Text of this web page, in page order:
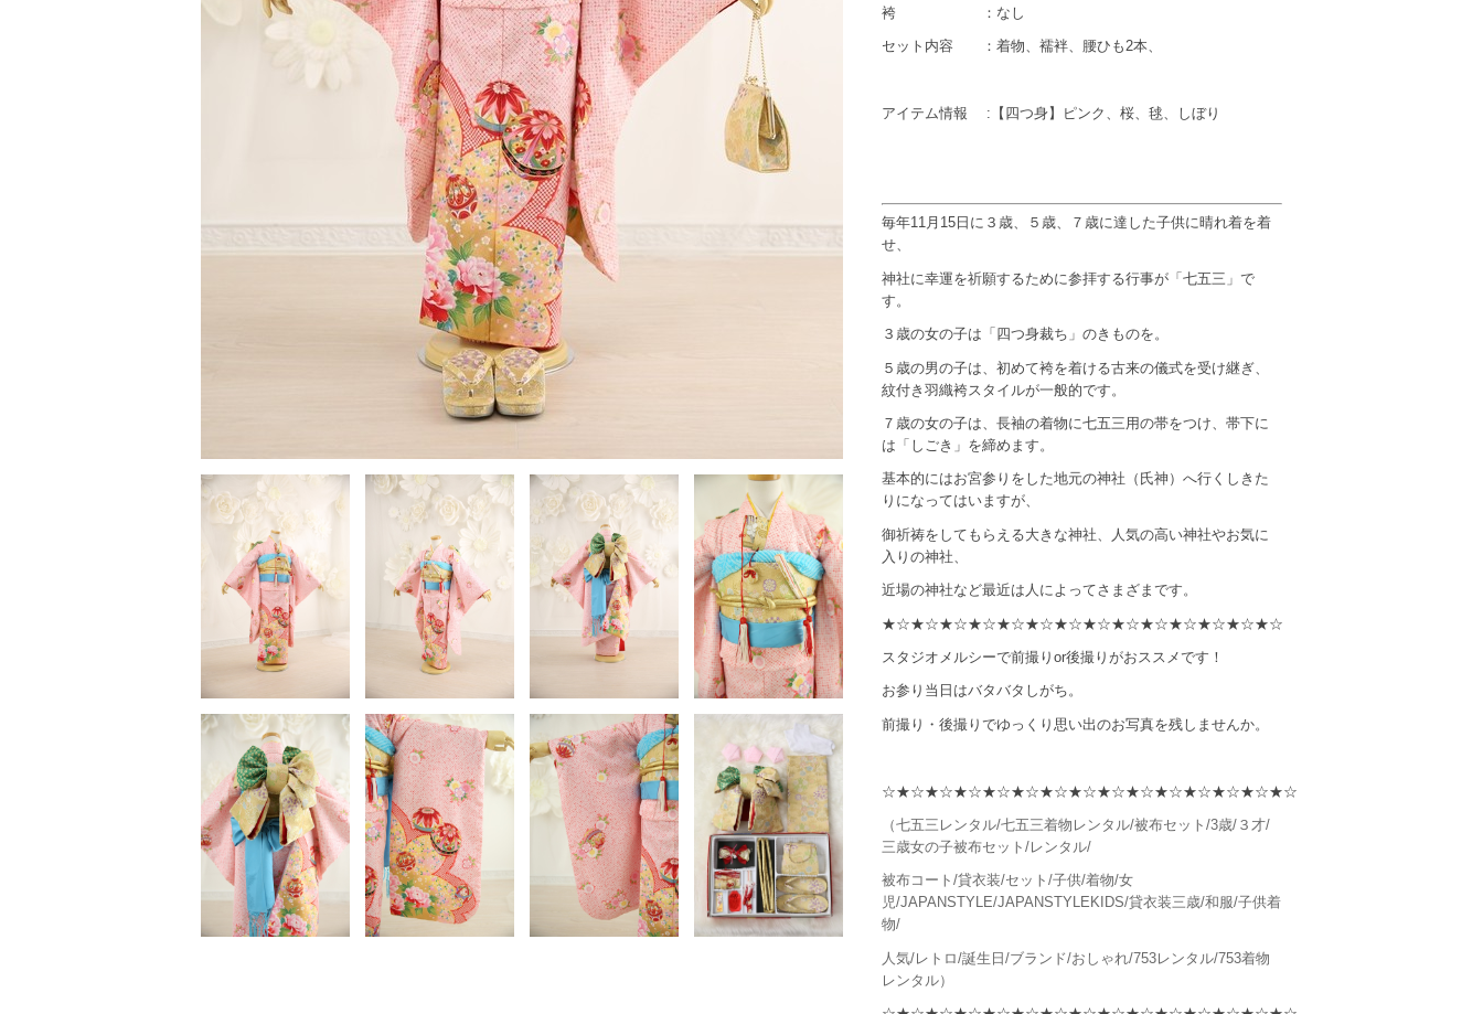
袴 ：なし
セット内容 ：着物、襦袢、腰ひも2本、
アイテム情報 :【四つ身】ピンク、桜、毬、しぼり
毎年11月15日に３歳、５歳、７歳に達した子供に晴れ着を着
せ、
神社に幸運を祈願するために参拝する行事が「七五三」で
す。
３歳の女の子は「四つ身裁ち」のきものを。
５歳の男の子は、初めて袴を着ける古来の儀式を受け継ぎ、
紋付き羽織袴スタイルが一般的です。
７歳の女の子は、長袖の着物に七五三用の帯をつけ、帯下に
は「しごき」を締めます。
基本的にはお宮参りをした地元の神社（氏神）へ行くしきた
りになってはいますが、
御祈祷をしてもらえる大きな神社、人気の高い神社やお気に
入りの神社、
近場の神社など最近は人によってさまざまです。
★☆★☆★☆★☆★☆★☆★☆★☆★☆★☆★☆★☆★☆★☆
スタジオメルシーで前撮りor後撮りがおススメです！
お参り当日はバタバタしがち。
前撮り・後撮りでゆっくり思い出のお写真を残しませんか。
☆★☆★☆★☆★☆★☆★☆★☆★☆★☆★☆★☆★☆★☆★☆
（七五三レンタル/七五三着物レンタル/被布セット/3歳/３才/
三歳女の子被布セット/レンタル/
被布コート/貸衣装/セット/子供/着物/女
児/JAPANSTYLE/JAPANSTYLEKIDS/貸衣装三歳/和服/子供着
物/
人気/レトロ/誕生日/ブランド/おしゃれ/753レンタル/753着物
レンタル）